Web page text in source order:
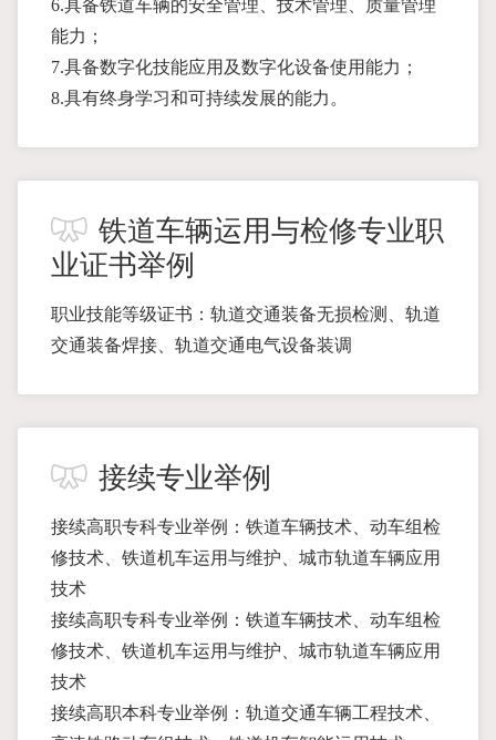
6.具备铁道车辆的安全管理、技术管理、质量管理
能力；
7.具备数字化技能应用及数字化设备使用能力；
8.具有终身学习和可持续发展的能力。
铁道车辆运用与检修专业职
业证书举例
职业技能等级证书：轨道交通装备无损检测、轨道
交通装备焊接、轨道交通电气设备装调
接续专业举例
接续高职专科专业举例：铁道车辆技术、动车组检
修技术、铁道机车运用与维护、城市轨道车辆应用
技术
接续高职专科专业举例：铁道车辆技术、动车组检
修技术、铁道机车运用与维护、城市轨道车辆应用
技术
接续高职本科专业举例：轨道交通车辆工程技术、